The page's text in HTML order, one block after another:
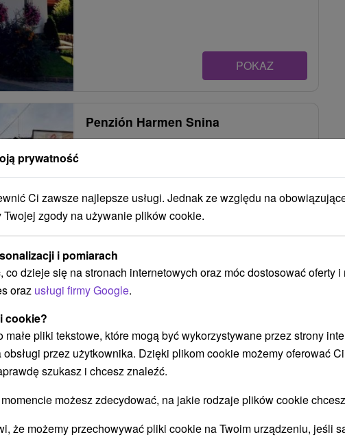
POKAZ
Penzión Harmen Snina
Zemplínske Hámre
Penzión Hamren je situovaný do
východoslovenského mesta Snina, neďaleko
ukrajinských hraníc. K...
BYĆ TAKŻE
prywatność
Ci zawsze najlepsze usługi. Jednak ze względu na
Twojej zgody na używanie plików cookie.
i pomiarach
co dzieje się na stronach internetowych oraz móc dostosować oferty i
oraz usługi firmy Google.
cookie?
małe pliki tekstowe, które mogą być wykorzystywane przez strony
przez użytkownika. Dzięki plikom cookie możemy oferować
szukasz i chcesz znaleźć.
możesz zdecydować, na jakie rodzaje plików cookie
że możemy przechowywać pliki cookie na Twoim urządzeniu, jeśli